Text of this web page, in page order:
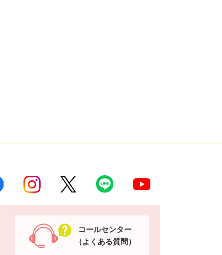
コールセンター
（よくある質問）